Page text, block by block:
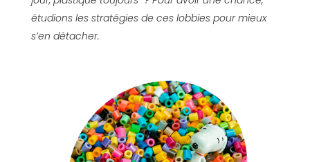
étudions les stratégies de ces lobbies pour mieux
s’en détacher.